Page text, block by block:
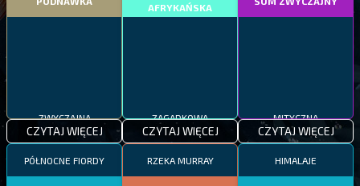
ZWYCZAJNA
CZYTAJ WIĘCEJ
AFRYKAŃSKA
ZAGADKOWA
CZYTAJ WIĘCEJ
MITYCZNA
CZYTAJ WIĘCEJ
PÓŁNOCNE FIORDY RZEKA MURRAY HIMALAJE